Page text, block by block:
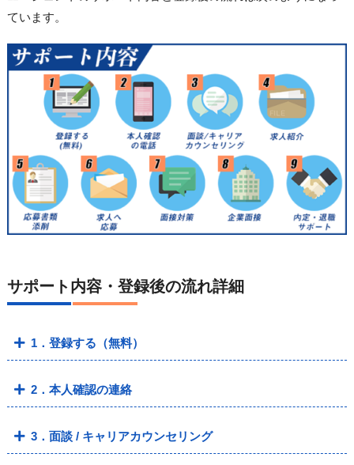
ています。
サポート内容・登録後の流れ詳細
1．登録する（無料）
2．本人確認の連絡
3．面談 / キャリアカウンセリング